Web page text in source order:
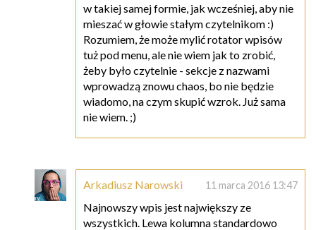
w takiej samej formie, jak wcześniej, aby nie
mieszać w głowie stałym czytelnikom :)
Rozumiem, że może mylić rotator wpisów
tuż pod menu, ale nie wiem jak to zrobić,
żeby było czytelnie - sekcje z nazwami
wprowadzą znowu chaos, bo nie będzie
wiadomo, na czym skupić wzrok. Już sama
nie wiem. ;)
Arkadiusz Narowski 11 marca 2016 13:47
Najnowszy wpis jest największy ze
wszystkich. Lewa kolumna standardowo